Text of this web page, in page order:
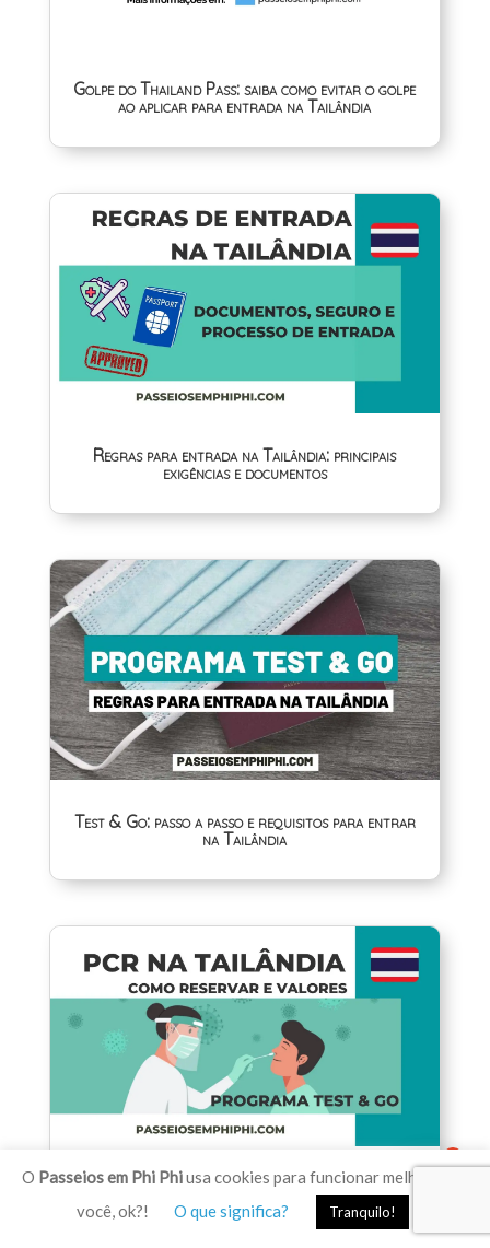
Golpe do Thailand Pass: saiba como evitar o golpe
ao aplicar para entrada na Tailândia
Regras para entrada na Tailândia: principais
exigências e documentos
Test & Go: passo a passo e requisitos para entrar
na Tailândia
Tudo sobre o teste de PCR obrigatório para
entrar na Tailândia (Programas Test & Go e
Sandbox)
O Passeios em Phi Phiusa cookies para funcionar melhor para
você, ok?!
O que significa? Tranquilo!